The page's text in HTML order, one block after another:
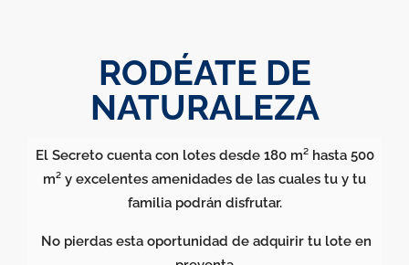
RODÉATE DE
NATURALEZA
El Secreto cuenta con lotes desde 180 m² hasta 500
m² y excelentes amenidades de las cuales tu y tu
familia podrán disfrutar.
No pierdas esta oportunidad de adquirir tu lote en